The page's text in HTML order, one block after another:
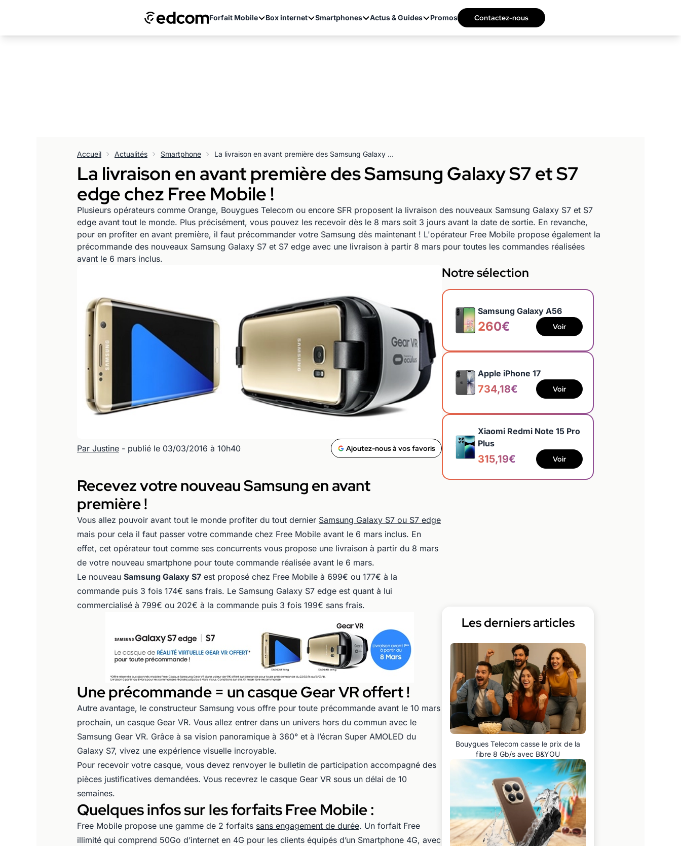
Forfait Mobile Box internet Smartphones Actus & Guides Promos Contactez-nous
Accueil Actualités Smartphone La livraison en avant première des Samsung Galaxy S7 et S7 edge chez Free Mobile !
La livraison en avant première des Samsung Galaxy S7 et S7
edge chez Free Mobile !
Plusieurs opérateurs comme Orange, Bouygues Telecom ou encore SFR proposent la livraison des nouveaux Samsung Galaxy S7 et S7
edge avant tout le monde. Plus précisément, vous pouvez les recevoir dès le 8 mars soit 3 jours avant la date de sortie. En revanche,
pour en profiter en avant première, il faut précommander votre Samsung dès maintenant ! L'opérateur Free Mobile propose également la
précommande des nouveaux Samsung Galaxy S7 et S7 edge avec une livraison à partir 8 mars pour toutes les commandes réalisées
avant le 6 mars inclus.
Par Justine - publié le 03/03/2016 à 10h40 Ajoutez-nous à vos favoris
Recevez votre nouveau Samsung en avant
première !
Vous allez pouvoir avant tout le monde profiter du tout dernier Samsung Galaxy S7 ou S7 edge
mais pour cela il faut passer votre commande chez Free Mobile avant le 6 mars inclus. En
effet, cet opérateur tout comme ses concurrents vous propose une livraison à partir du 8 mars
de votre nouveau smartphone pour toute commande réalisée avant le 6 mars.
Le nouveau Samsung Galaxy S7 est proposé chez Free Mobile à 699€ ou 177€ à la
commande puis 3 fois 174€ sans frais. Le Samsung Galaxy S7 edge est quant à lui
commercialisé à 799€ ou 202€ à la commande puis 3 fois 199€ sans frais.
Une précommande = un casque Gear VR offert !
Autre avantage, le constructeur Samsung vous offre pour toute précommande avant le 10 mars
prochain, un casque Gear VR. Vous allez entrer dans un univers hors du commun avec le
Samsung Gear VR. Grâce à sa vision panoramique à 360° et à l’écran Super AMOLED du
Galaxy S7, vivez une expérience visuelle incroyable.
Pour recevoir votre casque, vous devez renvoyer le bulletin de participation accompagné des
pièces justificatives demandées. Vous recevrez le casque Gear VR sous un délai de 10
semaines.
Quelques infos sur les forfaits Free Mobile :
Free Mobile propose une gamme de 2 forfaits sans engagement de durée. Un forfait Free
illimité qui comprend 50Go d’internet en 4G pour les clients équipés d’un Smartphone 4G, avec
Notre sélection
Samsung Galaxy A56
260€ Voir
Apple iPhone 17
734,18€ Voir
Xiaomi Redmi Note 15 Pro
Plus
315,19€ Voir
Les derniers articles
Bouygues Telecom casse le prix de la
fibre 8 Gb/s avec B&YOU